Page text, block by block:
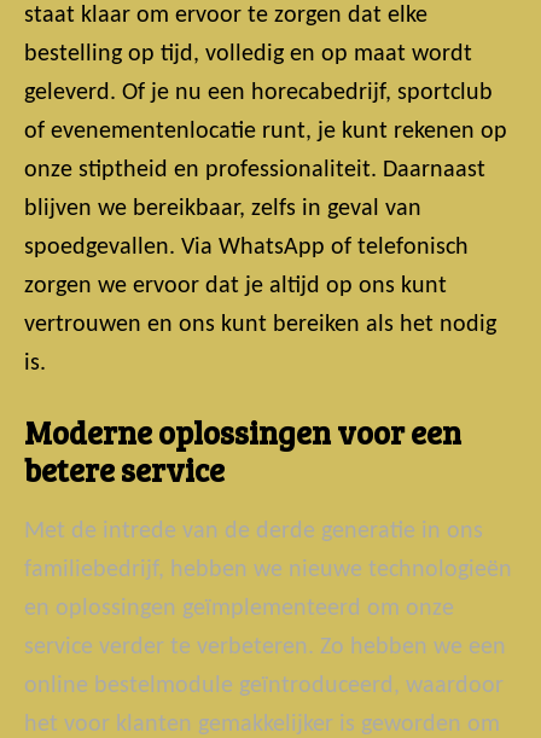
staat klaar om ervoor te zorgen dat elke
bestelling op tijd, volledig en op maat wordt
geleverd. Of je nu een horecabedrijf, sportclub
of evenementenlocatie runt, je kunt rekenen op
onze stiptheid en professionaliteit. Daarnaast
blijven we bereikbaar, zelfs in geval van
spoedgevallen. Via WhatsApp of telefonisch
zorgen we ervoor dat je altijd op ons kunt
vertrouwen en ons kunt bereiken als het nodig
is.
Moderne oplossingen voor een
betere service
Met de intrede van de derde generatie in ons
familiebedrijf, hebben we nieuwe technologieën
en oplossingen geïmplementeerd om onze
service verder te verbeteren. Zo hebben we een
online bestelmodule geïntroduceerd, waardoor
het voor klanten gemakkelijker is geworden om